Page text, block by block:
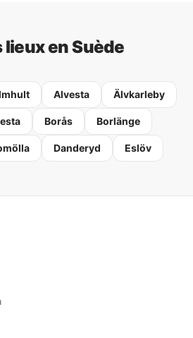
en Suède
Alvesta Älvkarleby
Borås Borlänge
Danderyd Eslöv